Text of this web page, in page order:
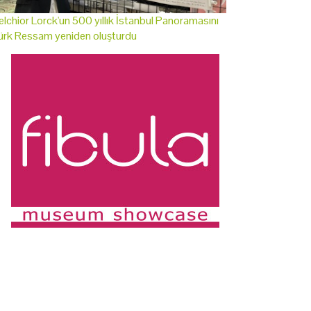
Lorck'un 500 yıllık İstanbul Panoramasını
Ressam yeniden oluşturdu